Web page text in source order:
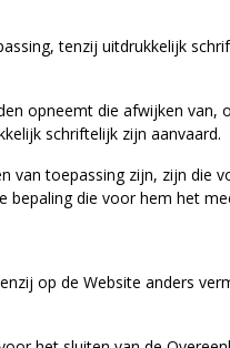
tenzij uitdrukkelijk
opneemt die afwijken van,
schriftelijk zijn aanvaard.
van toepassing zijn, zijn die
bepaling die voor hem het
op de Website anders